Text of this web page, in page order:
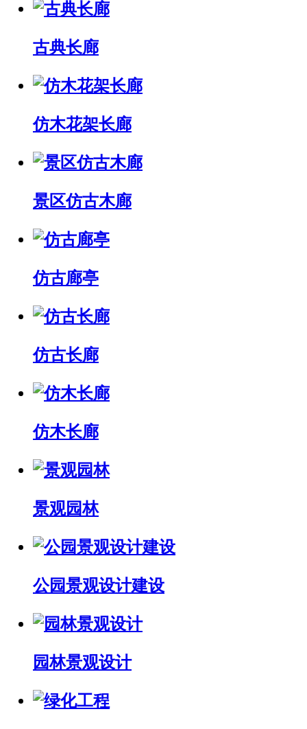
古典长廊
仿木花架长廊
景区仿古木廊
仿古廊亭
仿古长廊
仿木长廊
景观园林
公园景观设计建设
园林景观设计